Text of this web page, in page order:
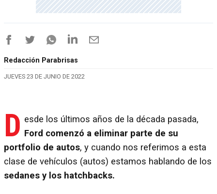
Redacción Parabrisas
JUEVES 23 DE JUNIO DE 2022
D esde los últimos años de la década pasada,
Ford comenzó a eliminar parte de su
portfolio de autos, y cuando nos referimos a esta
clase de vehículos (autos) estamos hablando de los
sedanes y los hatchbacks.